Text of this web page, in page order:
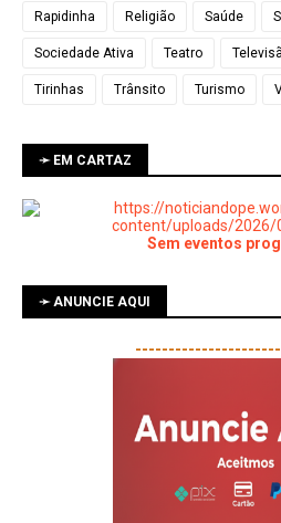
Rapidinha Religião Saúde
Sociedade Ativa Teatro
Tirinhas Trânsito Turismo
➛ EM CARTAZ
Sem eventos
➛ ANUNCIE AQUI